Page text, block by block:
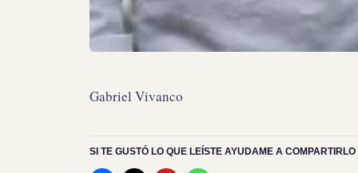
Gabriel Vivanco
SI TE GUSTÓ LO QUE LEÍSTE AYUDAME A COMPARTIRLO